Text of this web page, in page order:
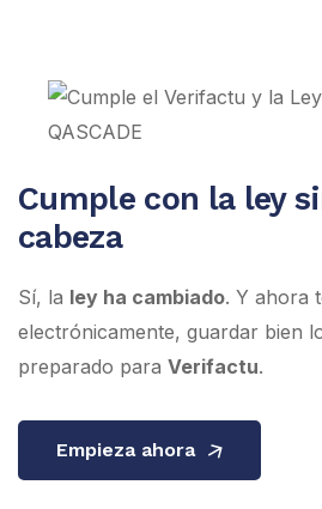
Cumple con la ley
cabeza
Sí, la ley ha cambiado. Y ahora
electrónicamente, guardar bien
preparado para Verifactu.
Empieza ahora